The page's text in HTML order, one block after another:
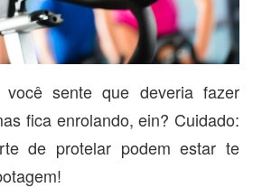
sente que deveria fazer
fica enrolando, ein? Cuidado:
de protelar podem estar te